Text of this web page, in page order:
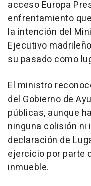
acceso Europa
enfrentamiento
la intención del
Ejecutivo
su pasado como
El ministro
del Gobierno de
públicas, aunque
ninguna colisión
declaración de
ejercicio por parte
inmueble.